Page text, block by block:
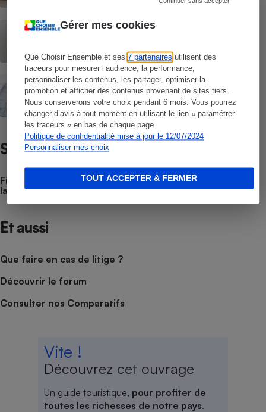
Gérer mes cookies
Que Choisir Ensemble et ses7 partenaires utilisent des
traceurs pour mesurer l’audience, la performance,
personnaliser les contenus, les partager, optimiser la
promotion et afficher des contenus provenant de sites tiers.
Nous conserverons votre choix pendant 6 mois. Vous pourrez
changer d’avis à tout moment en utilisant le lien « paramétrer
les traceurs » en bas de chaque page.
Politique de confidentialité mise à jour le 12/07/2024
Personnaliser mes choix
TOUT ACCEPTER & FERMER
Lave-linge séchants - Les avantages et
Lessives - Lessive en poudre, liquide ou
en capsules ?
Satisfaction / Fiabilité
Fiabilité des lave-linge - Quelles sont les marques de
lave-linge les plus fiables ?
Et aussi
Que faire en cas de litige ?
Découvrir le forum
Consulter nos Comparatifs
Vite !
Découvrez cet ouvrage
Un guide touristique, pour profiter de
toutes les richesses de notre pays.